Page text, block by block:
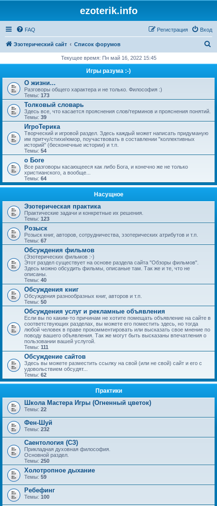
ezoterik.info
FAQ Вход
Регистрация
Эзотерический сайт Список форумов
с
Текущее время: Пн май 16, 2022 15:45
Игры разума :-)
О жизни...
Разговоры общего характера и не только. Философия :)
Темы: 173
Толковый словарь
Здесь все, что касается прояснения слов/терминов и прояснения понятий.
Темы: 39
ИгроТерика
Творческий и игровой раздел. Здесь каждый может написать придуманую
им притчу/стихи/юмор, поучаствовать в составлении "коллективных
историй" (бесконечные истории) и т.п.
Темы: 54
о Боге
Все разговоры касающееся как либо Бога, и конечно же не только
христианского, а вообще...
Темы: 64
Насущное
Эзотерическая практика
Практические задачи и конкретные их решения.
Темы: 123
Розыск
Розыск книг, авторов, сотрудничества, эзотерических атрибутов и т.п.
Темы: 67
Обсуждения фильмов
(Эзотерических фильмов :-)
Этот раздел существует на основе раздела сайта "Обзоры фильмов".
Здесь можно обсудить фильмы, описаные там. Так же и те, что не
описаны.
Темы: 40
Обсуждения книг
Обсуждения разнообразных книг, авторов и т.п.
Темы: 50
Обсуждения услуг и рекламные объявления
Если вы по каким-то причинам не хотите помещать объявление на сайте в
соответствующих разделах, вы можете его поместить здесь, но тогда
любой человек в праве прокомментировать или высказать свое мнение по
поводу вашего объявления. Так же могут быть высказаны впечатления о
пользовании вашей услугой.
Темы: 111
Обсуждение сайтов
Здесь вы можете разместить ссылку на свой (или не свой) сайт и его с
удовольствием обсудят...
Темы: 62
Практики
Школа Мастера Игры (Огненный цветок)
Темы: 22
Фен-Шуй
Темы: 232
Саентология (СЗ)
Прикладная духовная философия.
Основной раздел.
Темы: 250
Холотропное дыхание
Темы: 59
Ребефинг
Темы: 100